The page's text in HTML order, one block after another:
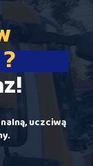
uczciwą